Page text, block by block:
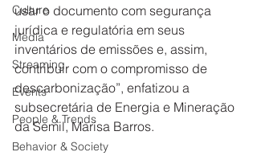
Culture
Media
Streaming
Events
People & Trends
Behavior & Society
usar o documento com segurança
jurídica e regulatória em seus
inventários de emissões e, assim,
contribuir com o compromisso de
descarbonização”, enfatizou a
subsecretária de Energia e Mineração
da Semil, Marisa Barros.